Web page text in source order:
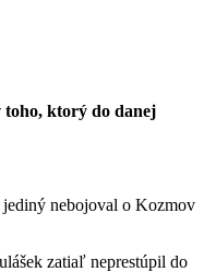
toho, ktorý do danej
nebojoval o Kozmov
zatiaľ neprestúpil do